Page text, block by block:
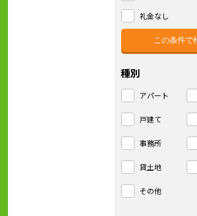
礼金なし
種別
アパート
戸建て
事務所
貸土地
その他